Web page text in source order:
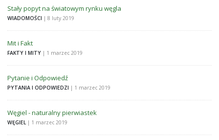
Stały popyt na światowym rynku węgla
WIADOMOŚCI | 8 luty 2019
Mit i Fakt
FAKTY I MITY | 1 marzec 2019
Pytanie i Odpowiedź
PYTANIA I ODPOWIEDZI | 1 marzec 2019
Węgiel - naturalny pierwiastek
WĘGIEL | 1 marzec 2019